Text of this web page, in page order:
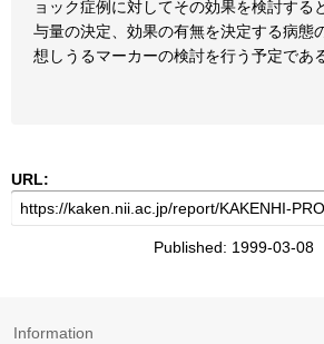
ョック症例に対してその効果を検討する
与量の決定、効果の有無を決定する病態
想しうるマーカーの検討を行う予定である
URL:
Published: 1999-03-
Information